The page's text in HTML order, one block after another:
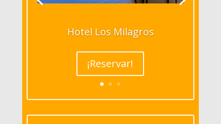
Hotel Los Milagros
¡Reservar!